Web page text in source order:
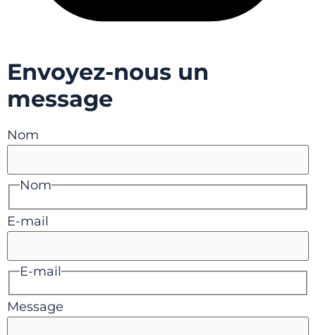
Envoyez-nous un
message
Nom
Nom
E-mail
E-mail
Message